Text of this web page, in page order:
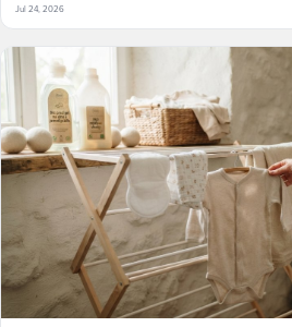
Jul 24, 2026